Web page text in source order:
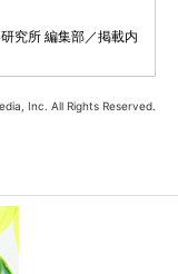
究所 編集部／掲載内
Inc. All Rights Reserved.